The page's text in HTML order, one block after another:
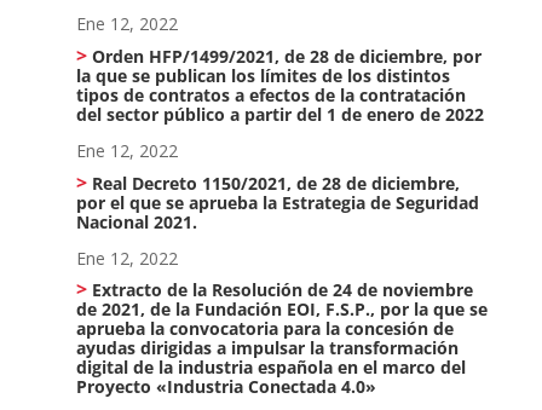
Ene 12, 2022
Orden HFP/1499/2021, de 28 de diciembre, por
la que se publican los límites de los distintos
tipos de contratos a efectos de la contratación
del sector público a partir del 1 de enero de 2022
Ene 12, 2022
Real Decreto 1150/2021, de 28 de diciembre,
por el que se aprueba la Estrategia de Seguridad
Nacional 2021.
Ene 12, 2022
Extracto de la Resolución de 24 de noviembre
de 2021, de la Fundación EOI, F.S.P., por la que se
aprueba la convocatoria para la concesión de
ayudas dirigidas a impulsar la transformación
digital de la industria española en el marco del
Proyecto «Industria Conectada 4.0»